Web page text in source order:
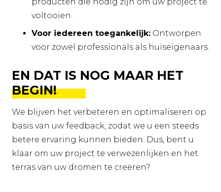
producten die nodig zijn om uw project te
voltooien.
Voor iedereen toegankelijk: Ontworpen
voor zowel professionals als huiseigenaars.
EN DAT IS NOG MAAR HET
BEGIN!
We blijven het verbeteren en optimaliseren op
basis van uw feedback, zodat we u een steeds
betere ervaring kunnen bieden. Dus, bent u
klaar om uw project te verwezenlijken en het
terras van uw dromen te creëren?